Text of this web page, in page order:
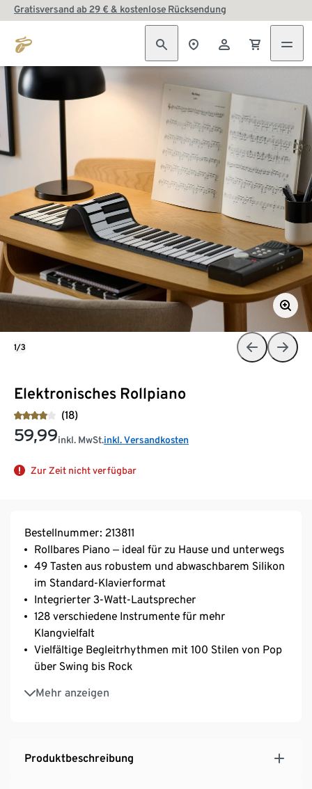
Gratisversand ab 29 € & kostenlose Rücksendung
Elektronisches Rollpiano
(18)
59,99inkl. MwSt.inkl. Versandkosten
Zur Zeit nicht verfügbar
1/3
Bestellnummer: 213811
Rollbares Piano ‒ ideal für zu Hause und unterwegs
49 Tasten aus robustem und abwaschbarem Silikon
im Standard-Klavierformat
Integrierter 3-Watt-Lautsprecher
128 verschiedene Instrumente für mehr
Klangvielfalt
Vielfältige Begleitrhythmen mit 100 Stilen von Pop
über Swing bis Rock
Mehr anzeigen
Reverb und Vibrationseffekte für zusätzlichen
Produktbeschreibung